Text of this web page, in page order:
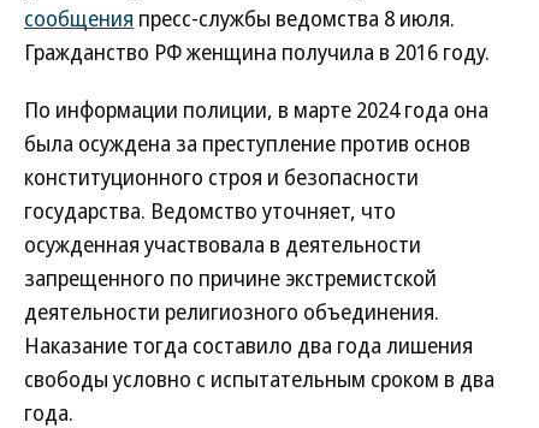
сообщения пресс-службы ведомства 8 июля.
Гражданство РФ женщина получила в 2016 году.
По информации полиции, в марте 2024 года она
была осуждена за преступление против основ
конституционного строя и безопасности
государства. Ведомство уточняет, что
осужденная участвовала в деятельности
запрещенного по причине экстремистской
деятельности религиозного объединения.
Наказание тогда составило два года лишения
свободы условно с испытательным сроком в два
года.